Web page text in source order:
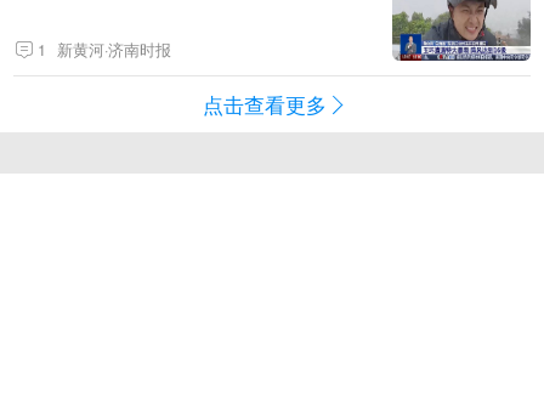
1 新黄河·济南时报
点击查看更多